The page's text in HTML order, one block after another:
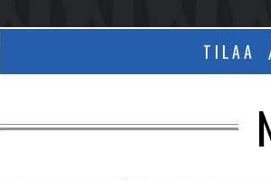
TILAA